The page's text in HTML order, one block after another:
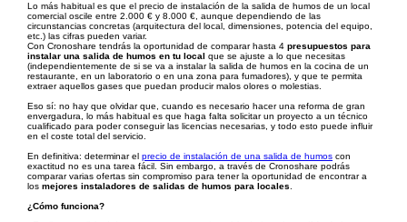
Lo más habitual es que el precio de instalación de la salida de humos de un local
comercial oscile entre 2.000 € y 8.000 €, aunque dependiendo de las
circunstancias concretas (arquitectura del local, dimensiones, potencia del equipo,
etc.) las cifras pueden variar.
Con Cronoshare tendrás la oportunidad de comparar hasta 4 presupuestos para
instalar una salida de humos en tu local que se ajuste a lo que necesitas
(independientemente de si se va a instalar la salida de humos en la cocina de un
restaurante, en un laboratorio o en una zona para fumadores), y que te permita
extraer aquellos gases que puedan producir malos olores o molestias.
Eso sí: no hay que olvidar que, cuando es necesario hacer una reforma de gran
envergadura, lo más habitual es que haga falta solicitar un proyecto a un técnico
cualificado para poder conseguir las licencias necesarias, y todo esto puede influir
en el coste total del servicio.
En definitiva: determinar el precio de instalación de una salida de humos con
exactitud no es una tarea fácil. Sin embargo, a través de Cronoshare podrás
comparar varias ofertas sin compromiso para tener la oportunidad de encontrar a
los mejores instaladores de salidas de humos para locales
¿Cómo funciona?